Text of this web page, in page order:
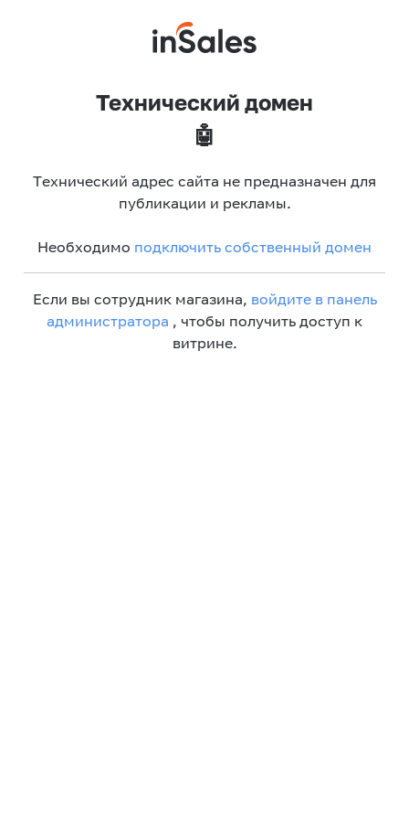
Технический домен
🤖
Технический адрес сайта не предназначен для
публикации и рекламы.
Необходимо подключить собственный домен
Если вы сотрудник магазина, войдите в панель
администратора , чтобы получить доступ к
витрине.